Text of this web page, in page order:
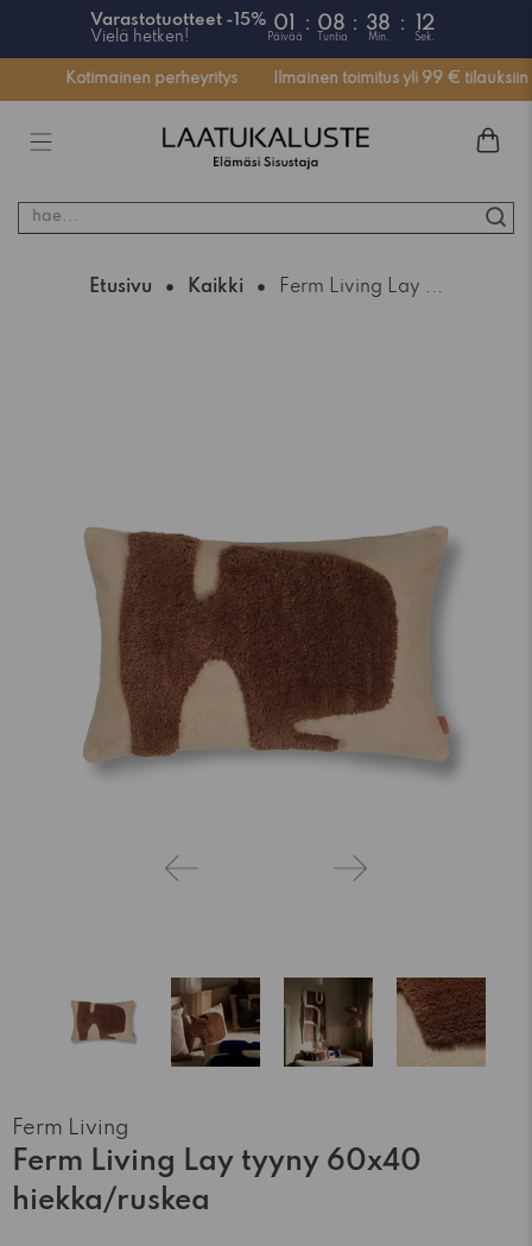
Varastotuotteet -15%
Vielä hetken!
01 : 08
Kotimainen perheyritys Ilmainen toimitus yli 99 € tilauksiin
hae...
Etusivu Kaikki Ferm Living Lay ...
Ferm Living
Ferm Living Lay tyyny 60x40
hiekka/ruskea